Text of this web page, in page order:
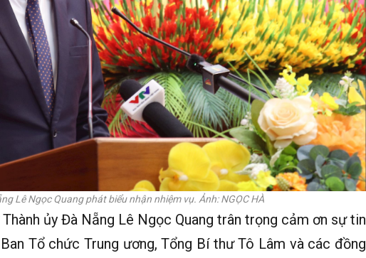
Lê Ngọc Quang phát biểu nhận nhiệm vụ. Ảnh: NGỌC HÀ
ủy Đà Nẵng Lê Ngọc Quang trân trọng cảm ơn sự tin
Tổ chức Trung ương, Tổng Bí thư Tô Lâm và các đồng